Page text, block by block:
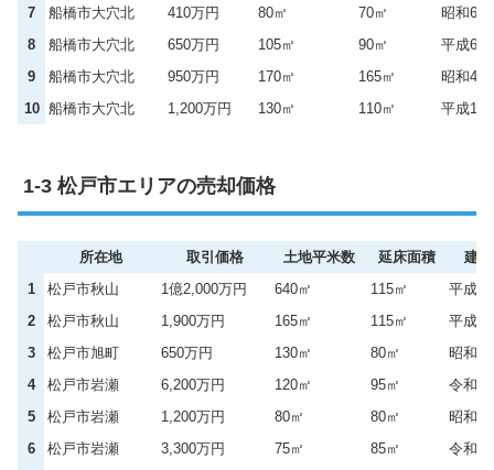
7
船橋市大穴北 410万円 80㎡ 70㎡
昭和63
8
船橋市大穴北 650万円 105㎡ 90㎡
平成6年
9
船橋市大穴北 950万円 170㎡ 165㎡
昭和49
10 船橋市大穴北 1,200万円 130㎡ 110㎡ 平成11
松戸市エリアの売却価格
所在地 取引価格 土地平米数 延床面積
建
1
松戸市秋山 1億2,000万円 640㎡ 115㎡
平成
2
松戸市秋山 1,900万円 165㎡ 115㎡
平成
3
松戸市旭町 650万円 130㎡ 80㎡
昭和
4
松戸市岩瀬 6,200万円 120㎡ 95㎡
令和4
5
松戸市岩瀬 1,200万円 80㎡ 80㎡
昭和
6
松戸市岩瀬 3,300万円 75㎡ 85㎡
令和4